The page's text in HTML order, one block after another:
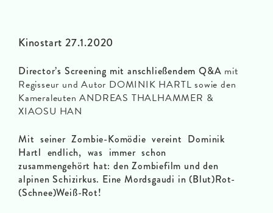
Kinostart 27.1.2020
Director’s Screening mit anschließendem Q&A mit
Regisseur und Autor DOMINIK HARTL sowie den
Kameraleuten ANDREAS THALHAMMER &
XIAOSU HAN
Mit seiner Zombie-Komödie vereint Dominik
Hartl endlich, was immer schon
zusammengehört hat: den Zombiefilm und den
alpinen Schizirkus. Eine Mordsgaudi in (Blut)Rot-
(Schnee)Weiß-Rot!